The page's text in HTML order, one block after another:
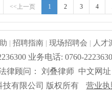
或以上文化，熟悉电脑操作
<<上一页 1 2 3 4
|招聘指南 |现场招聘会 | 人才
业务电话: 0760-
律顾问： 刘叠律师 中文网
技有限公司 版权所有
营业